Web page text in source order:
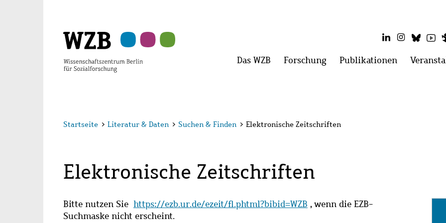
LinkedInInstagram
Hauptmenü
Das WZB Menü
Forschung Menü
Publikationen Menü
Startseite > Literatur & Daten > Suchen & Finden > Elektronische Zeitschriften
Elektronische Zeitschriften
Bitte nutzen Sie https://ezb.ur.de/ezeit/fl.phtml?bibid=WZB , wenn die EZB-
Suchmaske nicht erscheint.